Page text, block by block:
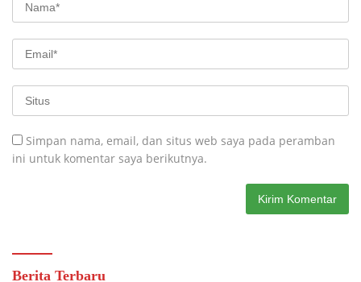
Simpan nama, email, dan situs web saya pada peramban
ini untuk komentar saya berikutnya.
Berita Terbaru